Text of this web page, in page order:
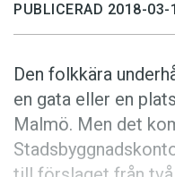
Språkfrågor
Bokrecensioner
Kviss
Podden
PUBLICERAD 2018-03-
Den folkkära
en gata eller en
Malmö. Men det